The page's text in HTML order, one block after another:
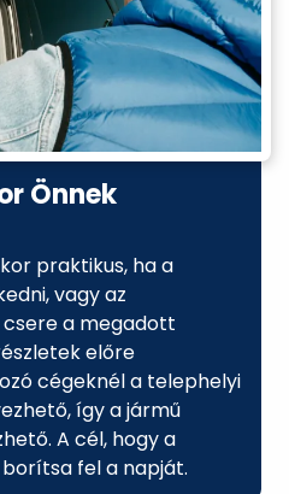
Önnek
praktikus, ha a
vagy az
csere a megadott
előre
cégeknél a telephelyi
így a jármű
A cél, hogy a
fel a napját.